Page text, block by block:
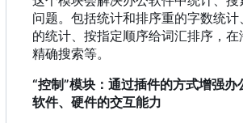
问题。包括统计和排序重的字数统
的统计、按指定顺序给词汇排序，
精确搜索等。
“控制”模块：通过插件的方式增强办
软件、硬件的交互能力